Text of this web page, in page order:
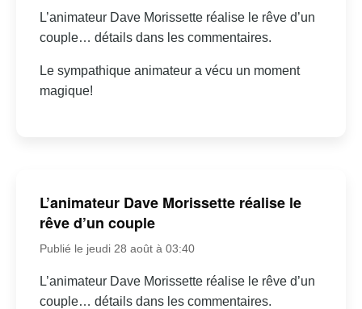
L’animateur Dave Morissette réalise le rêve d’un
couple… détails dans les commentaires.
Le sympathique animateur a vécu un moment
magique!
L’animateur Dave Morissette réalise le
rêve d’un couple
Publié le jeudi 28 août à 03:40
L’animateur Dave Morissette réalise le rêve d’un
couple… détails dans les commentaires.